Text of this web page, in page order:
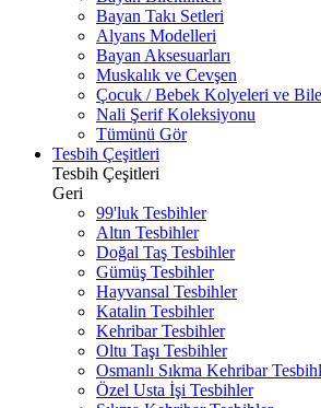
Bayan Takı Setleri
Alyans Modelleri
Bayan Aksesuarları
Muskalık ve Cevşen
Çocuk / Bebek Kolyeleri ve
Nali Şerif Koleksiyonu
Tümünü Gör
Tesbih Çeşitleri
Tesbih Çeşitleri
Geri
99'luk Tesbihler
Altın Tesbihler
Doğal Taş Tesbihler
Gümüş Tesbihler
Hayvansal Tesbihler
Katalin Tesbihler
Kehribar Tesbihler
Oltu Taşı Tesbihler
Osmanlı Sıkma Kehribar
Özel Usta İşi Tesbihler